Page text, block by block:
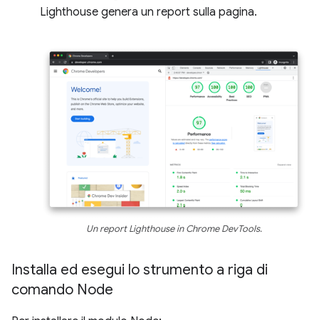
Lighthouse genera un report sulla pagina.
Un report Lighthouse in Chrome DevTools.
Installa ed esegui lo strumento a riga di
comando Node